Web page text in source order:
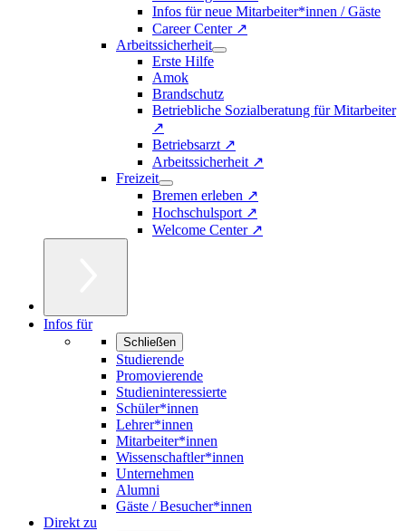
Infos für neue Mitarbeiter*innen / Gäste
Career Center ↗
Arbeitssicherheit
Erste Hilfe
Amok
Brandschutz
Betriebliche Sozialberatung für Mitarbeiter
↗
Betriebsarzt ↗
Arbeitssicherheit ↗
Freizeit
Bremen erleben ↗
Hochschulsport ↗
Welcome Center ↗
Infos für
Schließen
Studierende
Promovierende
Studieninteressierte
Schüler*innen
Lehrer*innen
Mitarbeiter*innen
Wissenschaftler*innen
Unternehmen
Alumni
Gäste / Besucher*innen
Direkt zu